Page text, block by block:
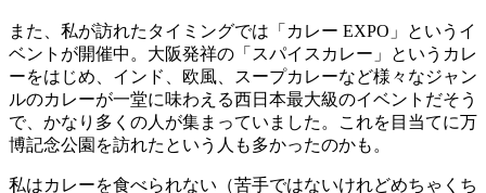
また、私が訪れたタイミングでは「カレー EXPO」というイ
ベントが開催中。大阪発祥の「スパイスカレー」というカレ
ーをはじめ、インド、欧風、スープカレーなど様々なジャン
ルのカレーが一堂に味わえる西日本最大級のイベントだそう
で、かなり多くの人が集まっていました。これを目当てに万
博記念公園を訪れたという人も多かったのかも。
私はカレーを食べられない（苦手ではないけれどめちゃくち